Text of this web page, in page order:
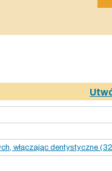
włączając dentystyczne